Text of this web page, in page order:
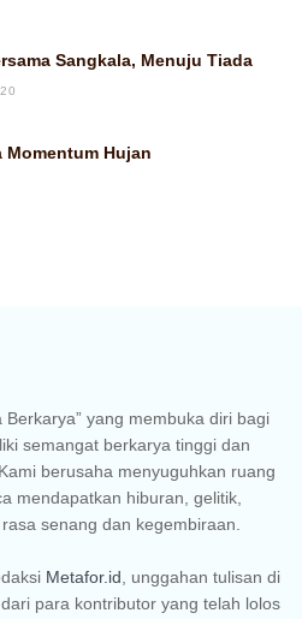
Sangkala, Menuju Tiada
Momentum Hujan
Berkarya” yang membuka diri bagi
semangat berkarya tinggi dan
berusaha menyuguhkan ruang
mendapatkan hiburan, gelitik,
senang dan kegembiraan.
Metafor.id, unggahan tulisan di
para kontributor yang telah lolos